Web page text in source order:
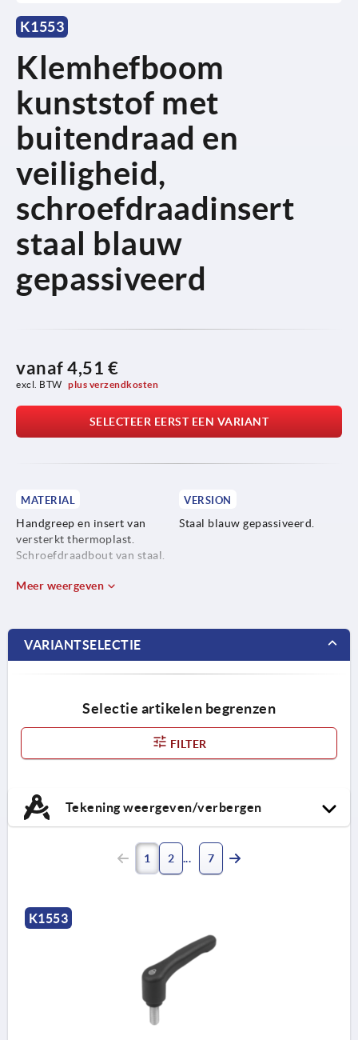
K1553
Klemhefboom
kunststof met
buitendraad en
veiligheid,
schroefdraadinsert
staal blauw
gepassiveerd
vanaf 4,51 €
excl. BTW plus verzendkosten
SELECTEER EERST EEN VARIANT
MATERIAL
Handgreep en insert van
versterkt thermoplast.
Schroefdraadbout van staal.
VERSION
Staal blauw gepassiveerd.
Meer weergeven
VARIANTSELECTIE
Selectie artikelen begrenzen
FILTER
Tekening weergeven/verbergen
1 2 7
K1553